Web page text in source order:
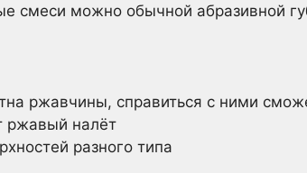
смеси можно обычной абразивной
ржавчины, справиться с ними
ржавый налёт
разного типа